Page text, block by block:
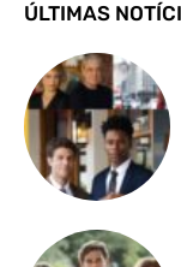
ÚLTIMAS